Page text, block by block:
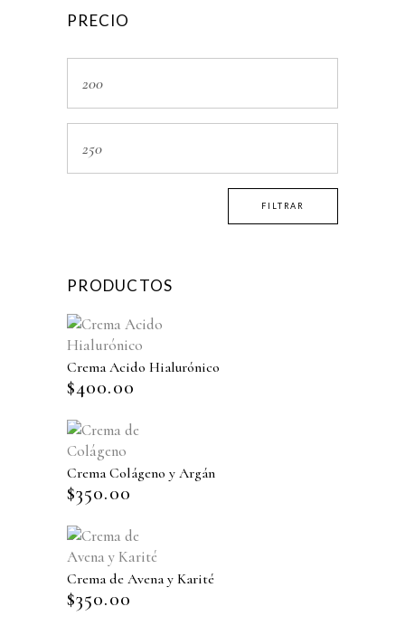
PRECIO
FILTRAR
PRODUCTOS
Crema Acido Hialurónico
$400.00
Crema Colágeno y Argán
$350.00
Crema de Avena y Karité
$350.00